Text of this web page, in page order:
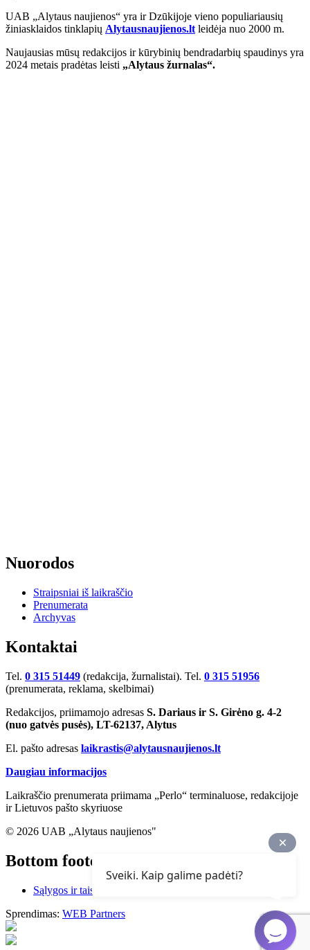
UAB „Alytaus naujienos“ yra ir Dzūkijoje vieno populiariausių
žiniasklaidos tinklapių Alytausnaujienos.ltleidėja nuo 2000 m.
Naujausias mūsų redakcijos ir kūrybinių bendradarbių spaudinys yra
2024 metais pradėtas leisti „Alytaus žurnalas“.
Nuorodos
Straipsniai iš laikraščio
Prenumerata
Archyvas
Kontaktai
Tel. 0 315 51449 (redakcija, žurnalistai). Tel. 0 315 51956
(prenumerata, reklama, skelbimai)
Redakcijos, priimamojo adresas S. Dariaus ir S. Girėno g. 4-2
(nuo gatvės pusės), LT-62137, Alytus
El. pašto adresas laikrastis@alytausnaujienos.lt
Daugiau informacijos
Laikraščio prenumerata priimama „Perlo“ terminaluose, redakcijoje
ir Lietuvos pašto skyriuose
© 2026 UAB „Alytaus naujienos"
Bottom footer
Sąlygos ir taisyklės
Sprendimas: WEB Partners
Sveiki. Kaip galime padėti?